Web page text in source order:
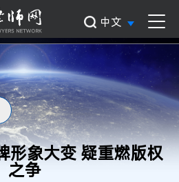
中文
形象大变 疑重燃版权
之争